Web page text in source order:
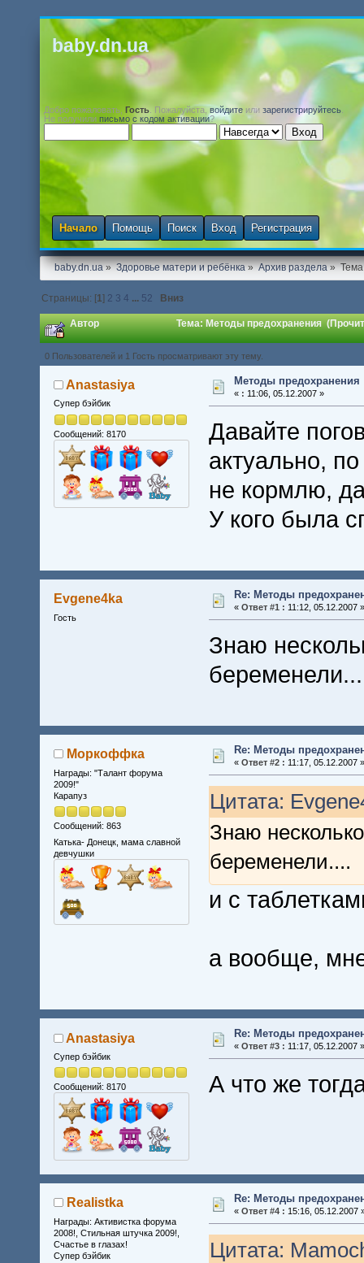
baby.dn.ua
Добро пожаловать, Гость . Пожалуйста,войдите или зарегистрируйтесь
Не получили письмо с кодом активации?
Начало Помощь Поиск Вход Регистрация
baby.dn.ua» Здоровье матери и ребёнка» Архив раздела»
Страницы: [1] 2 3 4 ... 52 Вниз
Автор Тема: Методы предохранения
0 Пользователей и 1 Гость просматривают эту тему.
Anastasiya
Супер бэйбик
Сообщений: 8170
Методы предохранения
« : 11:06, 05.12.2007 »
Давайте
актуально,
не кормлю,
У кого была
Evgene4ka
Гость
Re: Методы
« Ответ #1 : 11:12, 05.12.2007 »
Знаю
Моркоффка
Награды: "Талант форума
2009!"
Карапуз
Сообщений: 863
Катька- Донецк, мама славной
девчушки
Re: Методы
« Ответ #2 : 11:17, 05.12.2007 »
Цитата:
Знаю
беременели....
и с
а вообще,
Anastasiya
Супер бэйбик
Сообщений: 8170
Re: Методы
« Ответ #3 : 11:17, 05.12.2007 »
А что же
Realistka
Награды: Активистка форума
2008!, Стильная штучка 2009!,
Счастье в глазах!
Супер бэйбик
Re: Методы
« Ответ #4 : 15:16, 05.12.2007
Цитата: